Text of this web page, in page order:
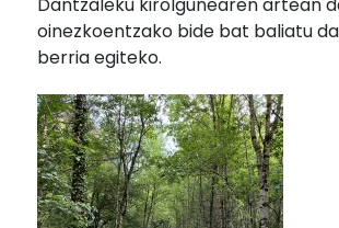
oinezkoentzako bide bat baliatu
berria egiteko.